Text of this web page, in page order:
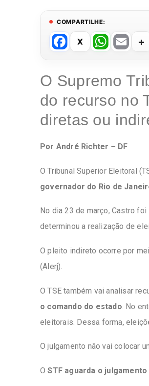
COMPARTILHE:
F
a
c
e
b
o
k
W
h
at
s
A
p
E
ail
O Supremo
do recurso no
diretas ou
Por André Richter – DF
O Tribunal Superior Eleitoral
governador do Rio de
No dia 23 de março, Castro foi
determinou a realização de
O pleito indireto ocorre por
(Alerj).
O TSE também vai analisar
o comando do estado . No
eleitorais. Dessa forma,
O julgamento não vai colocar
OSTF aguarda o julgamento